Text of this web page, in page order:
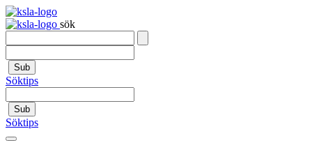
sök
Sub
Söktips
Sub
Söktips